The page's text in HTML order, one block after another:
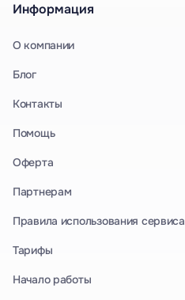
Информация
О компании
Блог
Контакты
Помощь
Оферта
Партнерам
Правила использования сервиса
Тарифы
Начало работы